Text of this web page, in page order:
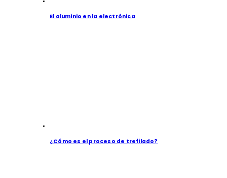
El aluminio en la electrónica
¿Cómo es el proceso de trefilado?